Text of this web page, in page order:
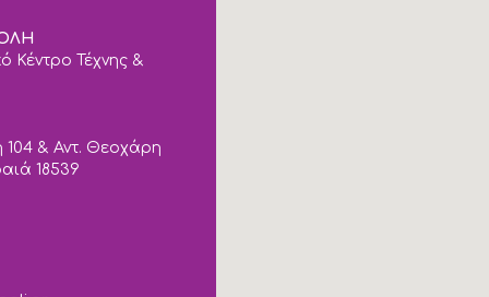
Κέντρο Τέχνης &
104 & Αντ. Θεοχάρη
18539